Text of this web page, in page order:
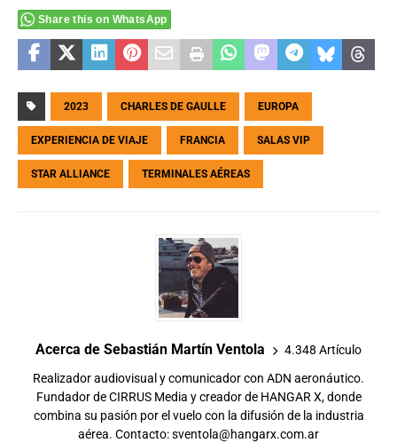
Share this on WhatsApp
2023 CHARLES DE GAULLE EUROPA
EXPERIENCIA DE VIAJE FRANCIA SALAS VIP
STAR ALLIANCE TERMINALES AÉREAS
Acerca de Sebastián Martín Ventola 4.348 Artículo
Realizador audiovisual y comunicador con ADN aeronáutico.
Fundador de CIRRUS Media y creador de HANGAR X, donde
combina su pasión por el vuelo con la difusión de la industria
aérea. Contacto:sventola@hangarx.com.ar